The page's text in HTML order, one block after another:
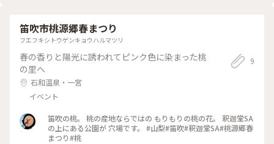
画は投稿しませんが ミレー、他バルビゾン派の絵画にご興味
のある方は、 山梨へ訪れた際には是非来館してみて下さい。
美術館の隣には文学館もあり、 外にはオブジェ等もあり散策
もできます。 ちなみに、1月末まで 有名な「種をまく人」は
海外のゴッホ美術館へ貸出中との事です。 #山梨県#山梨#こと
ー#絵画#バルビゾン派#ミレー館は超久しぶりの入館😂
笛吹市桃源郷春まつり
フエフキシトウゲンキョウハルマツリ
春の香りと陽光に誘われてピンク色に染まった桃
の里へ
石和温泉・一宮
イベント
9
笛吹の桃。 桃の産地ならではの もりもりの桃の花。 釈迦堂SA
の上にある公園が 穴場です。 #山梨#笛吹#釈迦堂SA#桃源郷春
まつり#桃